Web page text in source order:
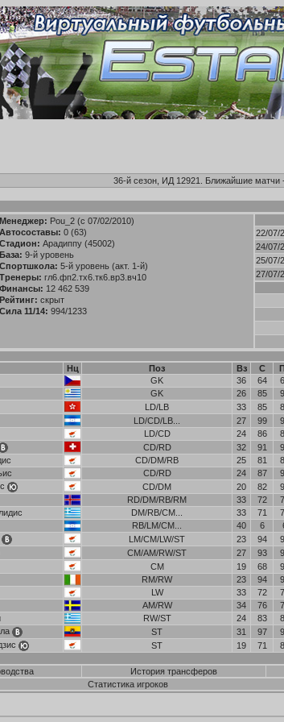
36-й сезон, ИД 12921. Ближайшие матчи
Менеджер: Pou_2 (с 07/02/2010)
Автосоставы: 0 (63)
Стадион: Арадиппу (45002)
База: 9-й уровень
Спортшкола: 5-й уровень (акт. 1-й)
Тренеры: гл6.фп2.тх6.тк6.вр3.вч10
Финансы: 12 462 539
Рейтинг: скрыт
Сила 11/14: 994/1233
22/07/
24/07/
25/07/
27/07/
Нц Поз Вз С
GK 36 64
GK 26 85
LD/LB 33 85
LD/CD/LB... 27 99
LD/CD 24 86
CD/RD 32 91
CD/DM/RB 25 81
CD/RD 24 87
CD/DM 20 82
RD/DM/RB/RM 33 72
DM/RB/CM... 33 71
RB/LM/CM... 40 6
LM/CM/LW/ST 23 94
CM/AM/RW/ST 27 93
CM 19 68
RM/RW 23 94
LW 33 72
AM/RW 34 76
RW/ST 24 83
ST 31 97
ST 19 71
История трансферов
Статистика игроков